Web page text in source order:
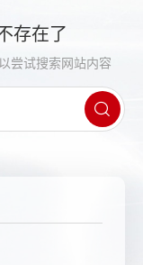
存在了
尝试搜索网站内容